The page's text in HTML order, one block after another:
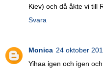
Kiev) och då åkte vi till
Svara
Monica 24 oktober
Yihaa igen och igen